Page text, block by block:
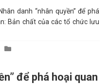
Nhân danh “nhân quyền” để phá
Bản chất của các tổ chức lưu
để phá hoại quan